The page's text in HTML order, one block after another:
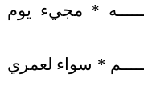
* مجيء يوم
* سواء لعمري